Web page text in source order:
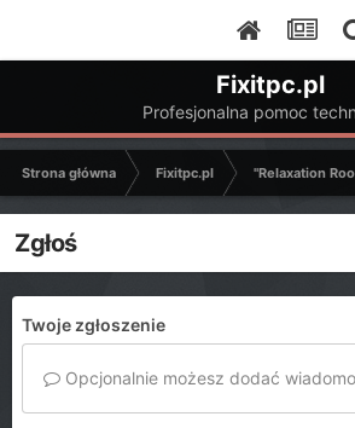
Fixitpc.pl
Profesjonalna pomoc
Strona główna Fixitpc.pl "Relaxation
Zgłoś
Twoje zgłoszenie
Opcjonalnie możesz dodać